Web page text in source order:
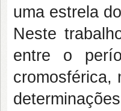
uma estrela
Neste
entre o
cromosférica,